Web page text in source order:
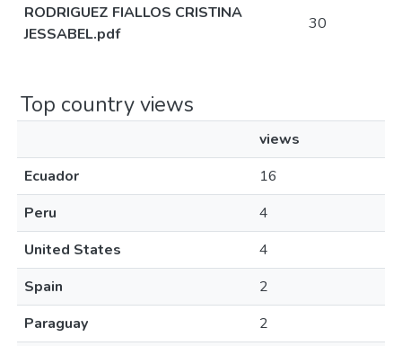
RODRIGUEZ FIALLOS CRISTINA
JESSABEL.pdf
30
Top country views
views
Ecuador
16
Peru
4
United States
4
Spain
2
Paraguay
2